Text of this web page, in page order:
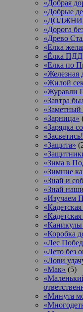
«Добрая
«Добрые
«Дорога
«Древо
«Елка
«Ёлка
«Елка по
«Жилой
«Журавли
«Завтра
«Заметный
«Зарница»
«Зарядка
«Защита»
«Зима в
«Зимние
«Знай и
«Знай
«Изучаем
«Кадетская
«Каникулы
«Коробка
«Лес
«Лето без
«Лови
«Мак» (5)
«Минута